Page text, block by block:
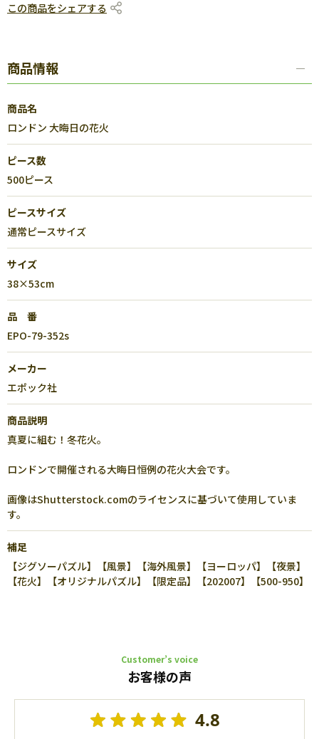
この商品をシェアする
商品情報
商品名
ロンドン 大晦日の花火
ピース数
500ピース
ピースサイズ
通常ピースサイズ
サイズ
38×53cm
品 番
EPO-79-352s
メーカー
エポック社
商品説明
真夏に組む！冬花火。
ロンドンで開催される大晦日恒例の花火大会です。
画像はShutterstock.comのライセンスに基づいて使用していま
す。
補足
【ジグソーパズル】【風景】【海外風景】【ヨーロッパ】【夜景】
【花火】【オリジナルパズル】【限定品】【202007】【500-950】
Customer’s voice
お客様の声
4.8